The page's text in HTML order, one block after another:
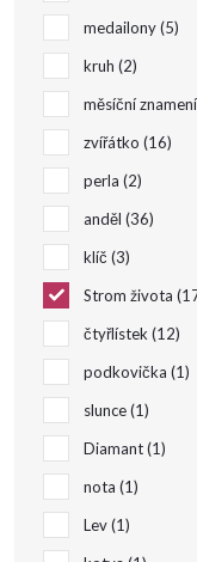
medailony 5
kruh 2
měsíční znamení
zvířátko 16
perla 2
anděl 36
klíč 3
Strom života
čtyřlístek 12
podkovička 1
slunce 1
Diamant 1
nota 1
Lev 1